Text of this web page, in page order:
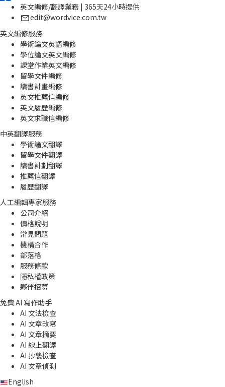
英文編修/翻譯業務 | 365天24小時提供
edit@wordvice.com.tw
英文編修服務
學術論文英語編修
學位論文英文編修
課堂作業英文編修
留學文件編修
讀書計畫編修
英文推薦信編修
英文履歷編修
英文求職信編修
中英翻譯服務
學術論文翻譯
留學文件翻譯
讀書計劃翻譯
推薦信翻譯
履歷翻譯
人工編輯專家服務
公司介紹
價格說明
常見問題
機構合作
部落格
服務條款
隱私權政策
夥伴招募
免費 AI 寫作助手
AI 文法檢查
AI 文章改寫
AI 文章摘要
AI 線上翻譯
AI 抄襲檢查
AI 文章偵測
English